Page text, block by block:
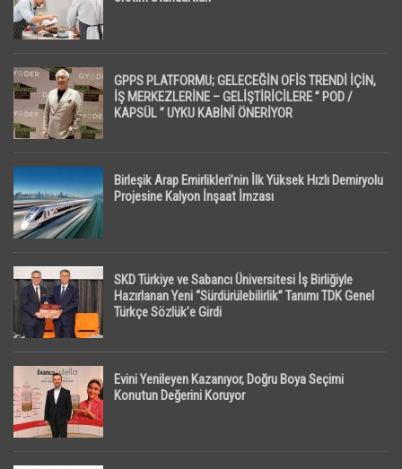
GPPS PLATFORMU; GELECEĞİN OFİS TRENDİ İÇİN,
İŞ MERKEZLERİNE – GELİŞTİRİCİLERE ” POD /
KAPSÜL ” UYKU KABİNİ ÖNERİYOR
Birleşik Arap Emirlikleri’nin İlk Yüksek Hızlı Demiryolu
Projesine Kalyon İnşaat İmzası
SKD Türkiye ve Sabancı Üniversitesi İş Birliğiyle
Hazırlanan Yeni “Sürdürülebilirlik” Tanımı TDK Genel
Türkçe Sözlük’e Girdi
Evini Yenileyen Kazanıyor, Doğru Boya Seçimi
Konutun Değerini Koruyor